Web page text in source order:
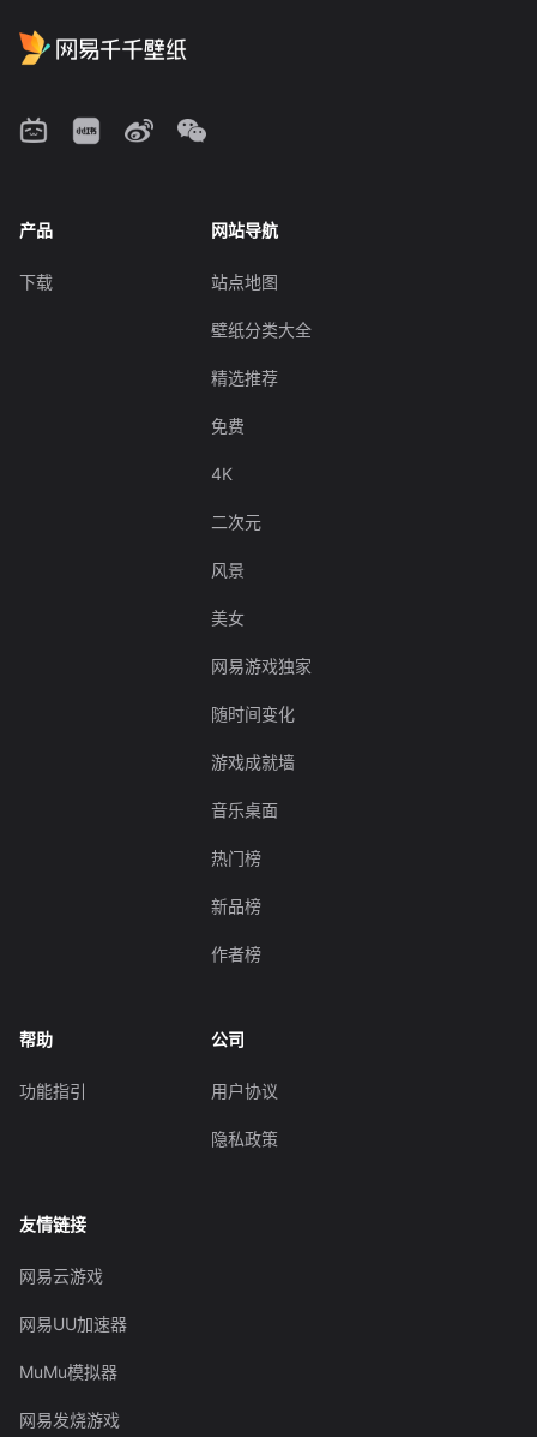
产品
下载
网站导航
站点地图
壁纸分类大全
精选推荐
免费
4K
二次元
风景
美女
网易游戏独家
随时间变化
游戏成就墙
音乐桌面
热门榜
新品榜
作者榜
帮助
功能指引
公司
用户协议
隐私政策
友情链接
网易云游戏
网易UU加速器
MuMu模拟器
网易发烧游戏